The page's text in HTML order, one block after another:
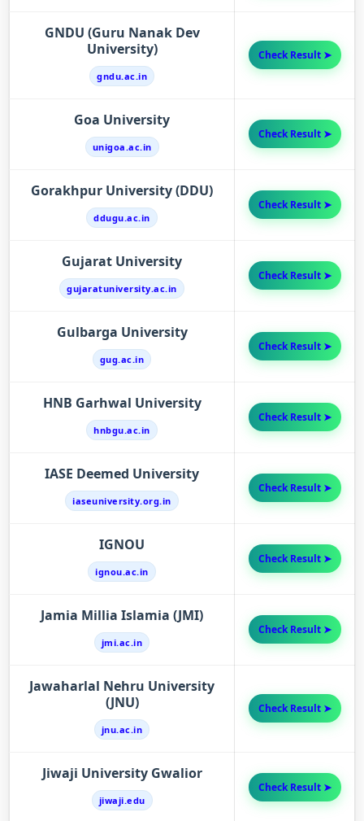
GNDU (Guru Nanak Dev
University)
gndu.ac.in
Check Result ➤
Goa University
unigoa.ac.in
Check Result ➤
Gorakhpur University (DDU)
ddugu.ac.in
Check Result ➤
Gujarat University
gujaratuniversity.ac.in
Check Result ➤
Gulbarga University
gug.ac.in
Check Result ➤
HNB Garhwal University
hnbgu.ac.in
Check Result ➤
IASE Deemed University
iaseuniversity.org.in
Check Result ➤
IGNOU
ignou.ac.in
Check Result ➤
Jamia Millia Islamia (JMI)
jmi.ac.in
Check Result ➤
Jawaharlal Nehru University
(JNU)
jnu.ac.in
Check Result ➤
Jiwaji University Gwalior
jiwaji.edu
Check Result ➤